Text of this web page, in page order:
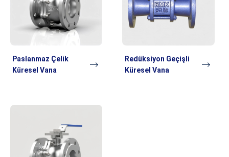
Paslanmaz Çelik
Küresel Vana
Redüksiyon Geçişli
Küresel Vana